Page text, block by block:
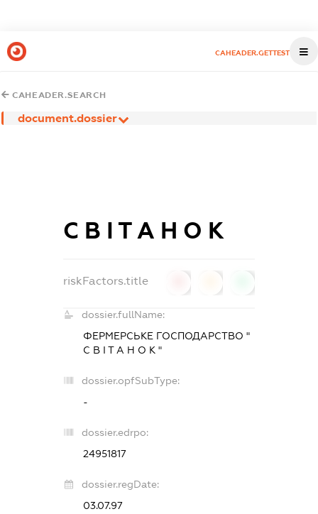
CAHEADER.GETTEST
CAHEADER.SEARCH
document.dossier
С В І Т А Н О К
riskFactors.title
dossier.fullName:
ФЕРМЕРСЬКЕ ГОСПОДАРСТВО "
С В І Т А Н О К "
dossier.opfSubType:
-
dossier.edrpo:
24951817
dossier.regDate:
03.07.97